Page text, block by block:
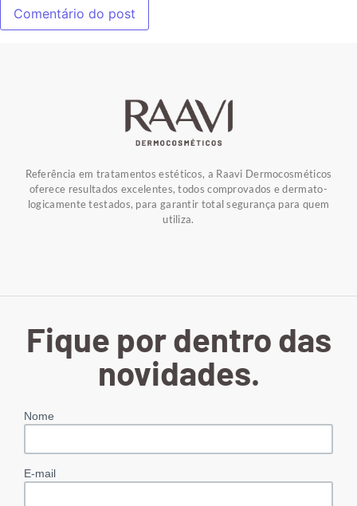
Referência em tratamentos estéticos, a Raavi Dermocosméticos
oferece resultados excelentes, todos comprovados e dermato-
logicamente testados, para garantir total segurança para quem
utiliza.
Fique por dentro das
novidades.
Nome
E-mail